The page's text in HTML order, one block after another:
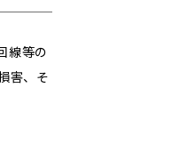
線等の
害、そ